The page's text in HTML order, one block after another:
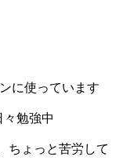
に使っています
勉強中
ちょっと苦労して